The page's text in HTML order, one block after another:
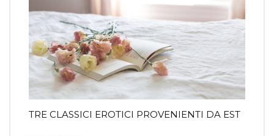
TRE CLASSICI EROTICI PROVENIENTI DA EST